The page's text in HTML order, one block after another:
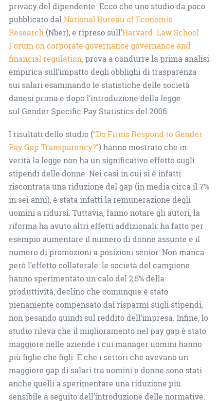
privacy del dipendente. Ecco che uno studio da poco
pubblicato dalNational Bureau of Economic
Research(Nber), e ripreso sull’Harvard Law School
Forum on corporate governance governance and
financial regulation,prova a condurre la prima analisi
empirica sull’impatto degli obblighi di trasparenza
sui salari esaminando le statistiche delle società
danesi prima e dopo l’introduzione della legge
sul Gender Specific Pay Statistics del 2006.
I risultati dello studio (“Do Firms Respond to Gender
Pay Gap Transparency?”) hanno mostrato che in
verità la legge non ha un significativo effetto sugli
stipendi delle donne. Nei casi in cui si è infatti
riscontrata una riduzione del gap (in media circa il 7%
in sei anni), è stata infatti la remunerazione degli
uomini a ridursi. Tuttavia, fanno notare gli autori, la
riforma ha avuto altri effetti addizionali: ha fatto per
esempio aumentare il numero di donne assunte e il
numero di promozioni a posizioni senior. Non manca
però l’effetto collaterale: le società del campione
hanno sperimentato un calo del 2,5% della
produttività, declino che comunque è stato
pienamente compensato dai risparmi sugli stipendi,
non pesando quindi sul reddito dell’impresa. Infine, lo
studio rileva che il miglioramento nel pay gap è stato
maggiore nelle aziende i cui manager uomini hanno
più figlie che figli. E che i settori che avevano un
maggiore gap di salari tra uomini e donne sono stati
anche quelli a sperimentare una riduzione più
sensibile a seguito dell’introduzione delle normative.